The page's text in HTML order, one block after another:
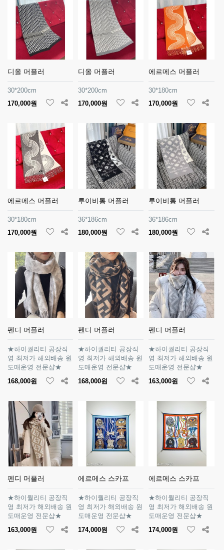
디올 머플러
30*200cm
170,000원
디올 머플러
30*200cm
170,000원
에르메스 머플러
30*180cm
170,000원
에르메스 머플러
30*180cm
170,000원
루이비통 머플러
36*186cm
180,000원
루이비통 머플러
36*186cm
180,000원
펜디 머플러
★하이퀄리티 공장직
영 최저가 해외배송 원
도매운영 전문샵★
168,000원
펜디 머플러
★하이퀄리티 공장직
영 최저가 해외배송 원
도매운영 전문샵★
168,000원
펜디 머플러
★하이퀄리티 공장직
영 최저가 해외배송 원
도매운영 전문샵★
163,000원
펜디 머플러
★하이퀄리티 공장직
영 최저가 해외배송 원
도매운영 전문샵★
163,000원
에르메스 스카프
★하이퀄리티 공장직
영 최저가 해외배송 원
도매운영 전문샵★
174,000원
에르메스 스카프
★하이퀄리티 공장직
영 최저가 해외배송 원
도매운영 전문샵★
174,000원